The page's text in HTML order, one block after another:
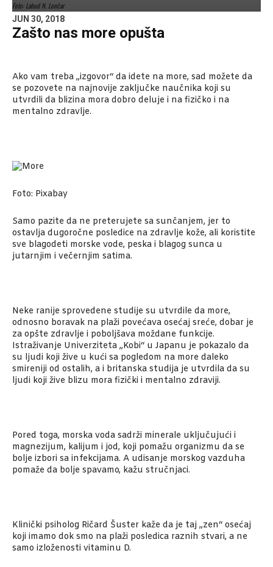
Foto: Labud N. Lončar
JUN 30, 2018
Zašto nas more opušta
Ako vam treba „izgovor“ da idete na more, sad možete da
se pozovete na najnovije zaključke naučnika koji su
utvrdili da blizina mora dobro deluje i na fizičko i na
mentalno zdravlje.
Foto: Pixabay
Samo pazite da ne preterujete sa sunčanjem, jer to
ostavlja dugoročne posledice na zdravlje kože, ali koristite
sve blagodeti morske vode, peska i blagog sunca u
jutarnjim i večernjim satima.
Neke ranije sprovedene studije su utvrdile da more,
odnosno boravak na plaži povećava osećaj sreće, dobar je
za opšte zdravlje i poboljšava moždane funkcije.
Istraživanje Univerziteta „Kobi“ u Japanu je pokazalo da
su ljudi koji žive u kući sa pogledom na more daleko
smireniji od ostalih, a i britanska studija je utvrdila da su
ljudi koji žive blizu mora fizički i mentalno zdraviji.
Pored toga, morska voda sadrži minerale uključujući i
magnezijum, kalijum i jod, koji pomažu organizmu da se
bolje izbori sa infekcijama. A udisanje morskog vazduha
pomaže da bolje spavamo, kažu stručnjaci.
Klinički psiholog Ričard Šuster kaže da je taj „zen“ osećaj
koji imamo dok smo na plaži posledica raznih stvari, a ne
samo izloženosti vitaminu D.